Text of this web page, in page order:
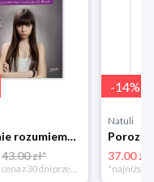
Już się nie rozumiemy! Jak przeżyć czas trzaskających drzwi Esprit
43.00 zł*
*najniższa cena z 30 dni przed obniżką
-14%
Natuli
37.00 zł